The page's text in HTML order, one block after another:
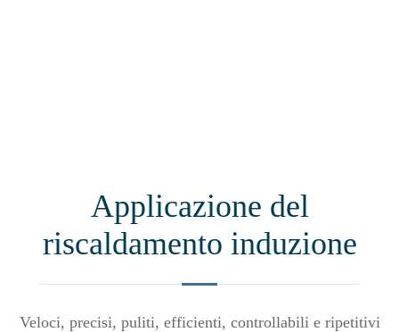
Applicazione del
riscaldamento induzione
Veloci, precisi, puliti, efficienti, controllabili e ripetitivi